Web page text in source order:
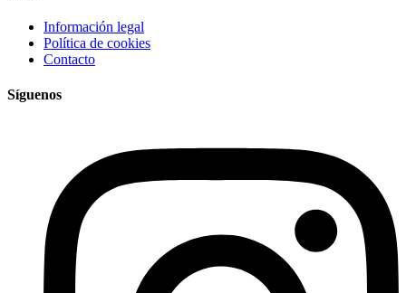
Información legal
Política de cookies
Contacto
Síguenos